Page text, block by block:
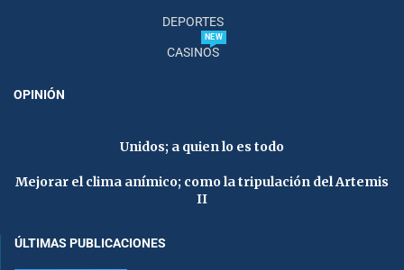
DEPORTES
CASINOS
NEW
OPINIÓN
Unidos; a quien lo es todo
Mejorar el clima anímico; como la tripulación del Artemis
II
ÚLTIMAS PUBLICACIONES